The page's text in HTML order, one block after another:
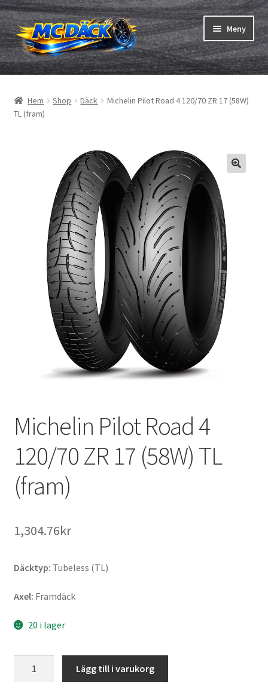
Hoppa
till
navigering
Hoppa
till
innehåll
Meny
Däck
Slangar & fälgband
Hem Shop Däck
Michelin Pilot Road 4 120/70 ZR 17 (58W)
TL (fram)
Michelin Pilot Road 4
120/70 ZR 17 (58W) TL
(fram)
1,304.76kr
Däcktyp: Tubeless (TL)
Axel: Framdäck
20 i lager
Lägg till i varukorg